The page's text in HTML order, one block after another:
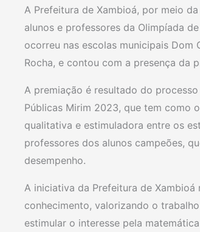
A Prefeitura de Xambioá, por meio
alunos e professores da Olimpíada
ocorreu nas escolas municipais Dom
Rocha, e contou com a presença da
A premiação é resultado do
Públicas Mirim 2023, que tem como
qualitativa e estimuladora entre os
professores dos alunos campeões,
desempenho.
A iniciativa da Prefeitura de
conhecimento, valorizando o
estimular o interesse pela